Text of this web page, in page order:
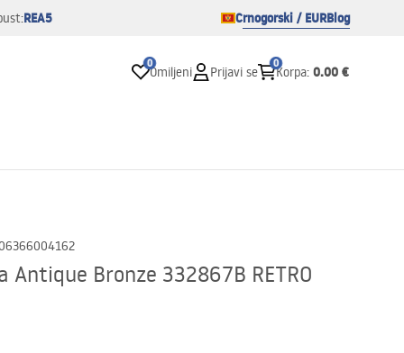
REA5 Crnogorski / EURBlog
0
Omiljeni Prijavi se
0
Korpa: 0.00 €
Antique Bronze 332867B RETRO